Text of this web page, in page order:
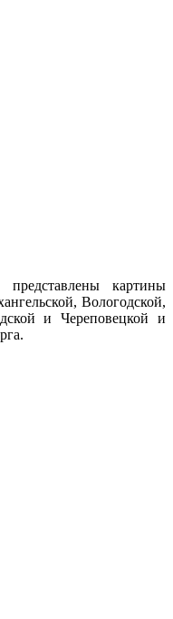
картины
Вологодской,
и Череповецкой и